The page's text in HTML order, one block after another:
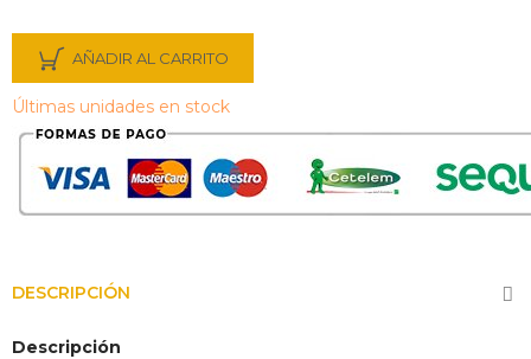
AÑADIR AL CARRITO
Últimas unidades en stock
DESCRIPCIÓN
Descripción